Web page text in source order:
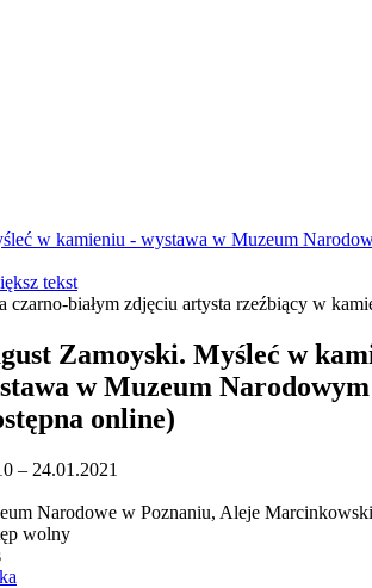
w kamieniu - wystawa w Muzeum
tekst
Zamoyski. Myśleć w
w Muzeum Narodowym
online)
– 24.01.2021
Narodowe w Poznaniu, Aleje
wolny